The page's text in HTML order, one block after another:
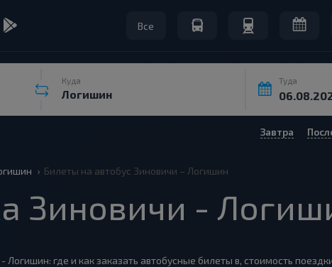
Все
Куда Туда
Завтра
Билеты на автобус Зиновичи – Логишин
Зиновичи -
Логишин: где и как заказать автобусные билеты в, стоимость